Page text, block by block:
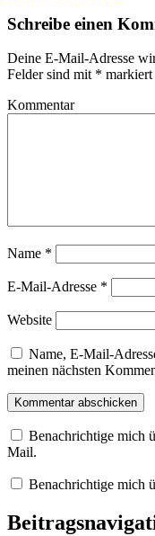
Schreibe einen
Deine E-Mail-Adresse
Felder sind mit * markiert
Kommentar
Name *
E-Mail-Adresse *
Website
Name, E-Mail-
meinen nächsten
Benachrichtige mich
Mail.
Benachrichtige mich